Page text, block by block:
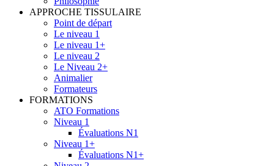
APPROCHE TISSULAIRE
Point de départ
Le niveau 1
Le niveau 1+
Le niveau 2
Le Niveau 2+
Animalier
Formateurs
FORMATIONS
ATO Formations
Niveau 1
Évaluations N1
Niveau 1+
Évaluations N1+